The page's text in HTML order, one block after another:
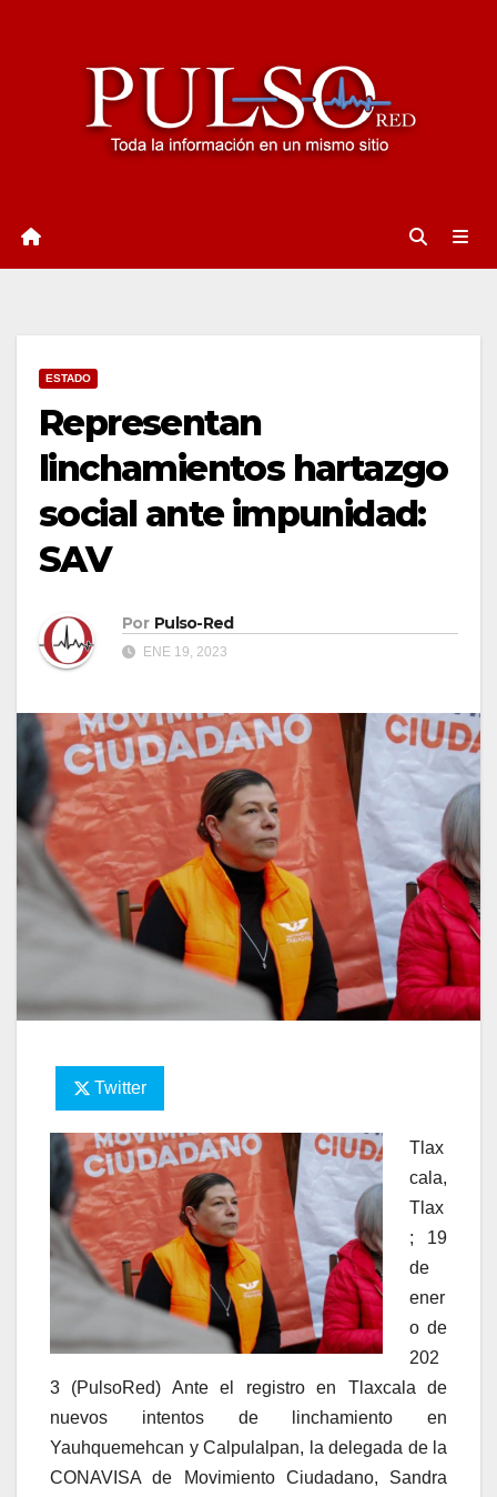
ESTADO
Representan
linchamientos hartazgo
social ante impunidad:
SAV
Por Pulso-Red
ENE 19, 2023
Twitter
Tlax
cala,
Tlax
; 19
de
ener
o de
202
3 (PulsoRed) Ante el registro en Tlaxcala de
nuevos intentos de linchamiento en
Yauhquemehcan y Calpulalpan, la delegada de la
CONAVISA de Movimiento Ciudadano, Sandra